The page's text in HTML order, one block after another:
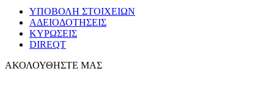
ΥΠΟΒΟΛΗ ΣΤΟΙΧΕΙΩΝ
ΑΔΕΙΟΔΟΤΗΣΕΙΣ
ΚΥΡΩΣΕΙΣ
DIREQT
ΑΚΟΛΟΥΘΗΣΤΕ ΜΑΣ